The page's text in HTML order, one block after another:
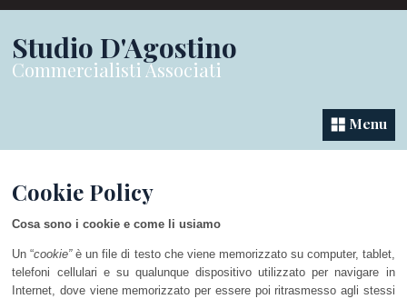
Studio D'Agostino
Commercialisti Associati
Menu
Cookie Policy
Cosa sono i cookie e come li usiamo
Un “cookie”è un file di testo che viene memorizzato su computer, tablet,
telefoni cellulari e su qualunque dispositivo utilizzato per navigare in
Internet, dove viene memorizzato per essere poi ritrasmesso agli stessi